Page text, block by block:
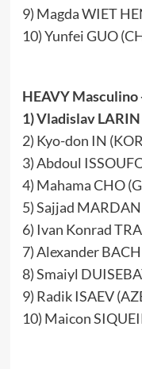
9) Magda WIET
10) Yunfei GUO
HEAVY Masculino
1) Vladislav LARIN
2) Kyo-don IN
3) Abdoul
4) Mahama CHO
5) Sajjad
6) Ivan Konrad
7) Alexander
8) Smaiyl
9) Radik ISAEV
10) Maicon